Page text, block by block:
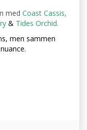
med Coast Cassis,
& Tides Orchid.
men sammen